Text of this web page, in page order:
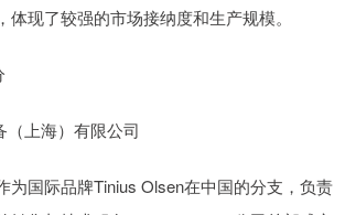
体现了较强的市场接纳度和生产规模。
（上海）有限公司
为国际品牌Tinius Olsen在中国的分支，负责